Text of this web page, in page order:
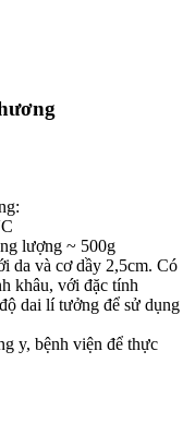
lượng ~ 500g
da và cơ dầy 2,5cm. Có
khâu, với đặc tính
dai lí tưởng để sử dụng
y, bệnh viện để thực